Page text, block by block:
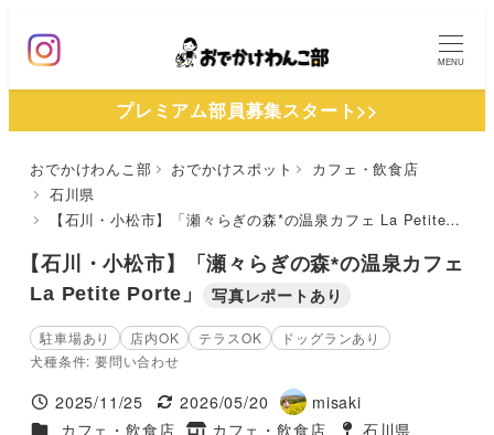
ン
MENU
プレミアム部員募集スタート>>
おでかけわんこ部 おでかけスポット
カフェ・飲食店
石川県
【石川・小松市】「瀬々らぎの森*の温泉カフェ La Petite Porte」
【石川・小松市】「瀬々らぎの森*の温泉カフェ
La Petite Porte」
写真レポートあり
駐車場あり 店内OK テラスOK
ドッグランあり
犬種条件: 要問い合わせ
投稿日
2025/11/25
更新日
2026/05/20
著
misaki
施設ジャンル
カフェ・飲食店 カフェ・飲食店 石川県